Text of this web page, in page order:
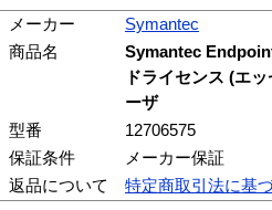
メーカー
Symantec
商品名
Symantec
ドライセンス (エ
ーザ
型番
12706575
保証条件
メーカー保証
返品について
特定商取引法に基